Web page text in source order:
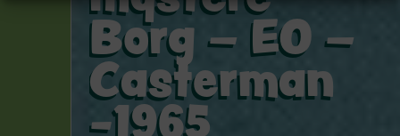
Borg – EO –
Casterman
-1965